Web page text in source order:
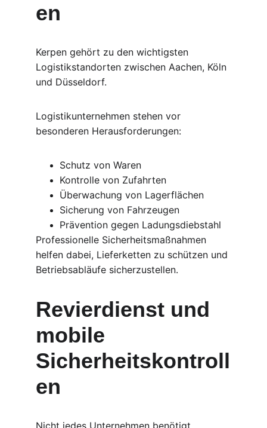
en
Kerpen gehört zu den wichtigsten
Logistikstandorten zwischen Aachen, Köln
und Düsseldorf.
Logistikunternehmen stehen vor
besonderen Herausforderungen:
Schutz von Waren
Kontrolle von Zufahrten
Überwachung von Lagerflächen
Sicherung von Fahrzeugen
Prävention gegen Ladungsdiebstahl
Professionelle Sicherheitsmaßnahmen
helfen dabei, Lieferketten zu schützen und
Betriebsabläufe sicherzustellen.
Revierdienst und
mobile
Sicherheitskontroll
en
Nicht jedes Unternehmen benötigt